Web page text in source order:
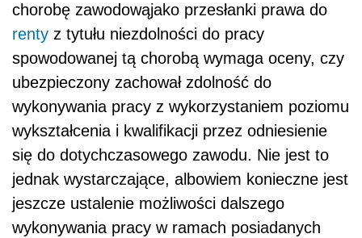
chorobę zawodowąjako przesłanki prawa do
renty z tytułu niezdolności do pracy
spowodowanej tą chorobą wymaga oceny, czy
ubezpieczony zachował zdolność do
wykonywania pracy z wykorzystaniem poziomu
wykształcenia i kwalifikacji przez odniesienie
się do dotychczasowego zawodu. Nie jest to
jednak wystarczające, albowiem konieczne jest
jeszcze ustalenie możliwości dalszego
wykonywania pracy w ramach posiadanych